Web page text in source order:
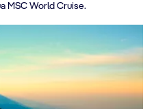
MSC World Cruise.